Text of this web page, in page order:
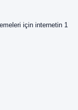
için internetin 1